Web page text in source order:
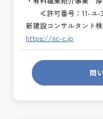
≪許可番号：11-ユ-
新建設コンサルタント
https://nc-c.jp
問